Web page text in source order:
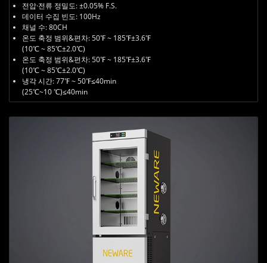
전압·전류 정밀도: ±0.05% F.S.
데이터 수집 빈도: 100Hz
채널 수: 80CH
온도 축정 범위&편차: 50℉ ~ 185℉±3.6℉
(10℃ ~ 85℃±2.0℃)
온도 축정 범위&편차: 50℉ ~ 185℉±3.6℉
(10℃ ~ 85℃±2.0℃)
냉각 시간: 77℉ ~ 50℉≤40min
(25℃~10 ℃)≤40min